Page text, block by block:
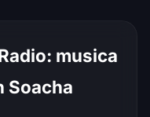
musica
Soacha